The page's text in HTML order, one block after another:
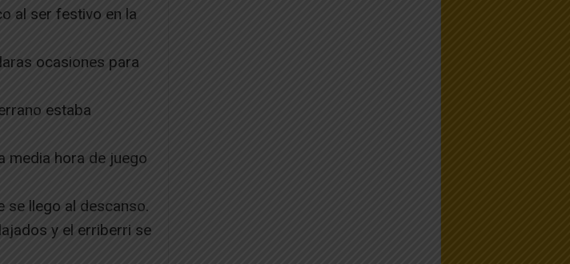
al ser festivo en la
ocasiones para
estaba
media hora de juego
se llego al descanso.
y el erriberri se